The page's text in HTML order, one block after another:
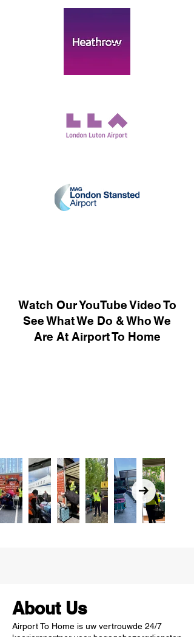
Watch Our YouTube Video To
See What We Do & Who We
Are At Airport To Home
About Us
Airport To Home is uw vertrouwde 24/7